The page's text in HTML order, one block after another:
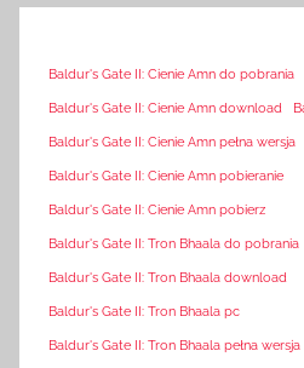
Baldur's Gate II: Cienie Amn do pobrania
Baldur's Gate II: Cienie Amn download
Baldur's Gate II: Cienie Amn pełna wersja
Baldur's Gate II: Cienie Amn pobieranie
Baldur's Gate II: Cienie Amn pobierz
Baldur's Gate II: Tron Bhaala do pobrania
Baldur's Gate II: Tron Bhaala download
Baldur's Gate II: Tron Bhaala pc
Baldur's Gate II: Tron Bhaala pełna wersja